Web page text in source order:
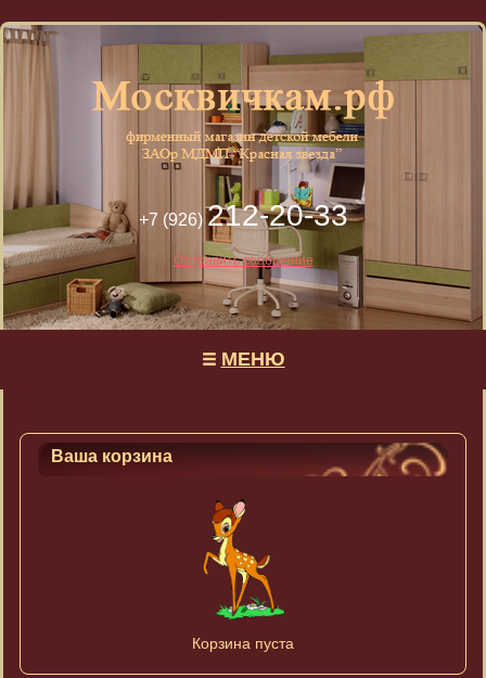
+7 (926) 212-20-33
Отправить сообщение
МЕНЮ
Ваша корзина
Корзина пуста